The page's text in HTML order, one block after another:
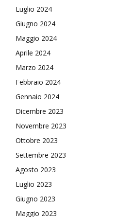
Luglio 2024
Giugno 2024
Maggio 2024
Aprile 2024
Marzo 2024
Febbraio 2024
Gennaio 2024
Dicembre 2023
Novembre 2023
Ottobre 2023
Settembre 2023
Agosto 2023
Luglio 2023
Giugno 2023
Maggio 2023